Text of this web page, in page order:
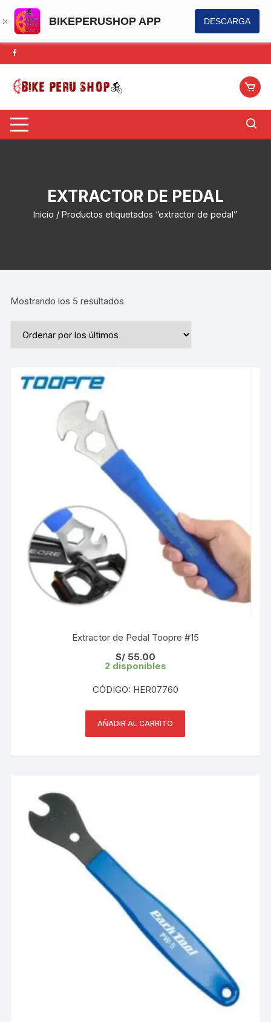
BIKEPERUSHOP APP DESCARGA
Saltar
al
contenido
EXTRACTOR DE PEDAL
Inicio / Productos etiquetados “extractor de pedal”
Mostrando los 5 resultados
Extractor de Pedal Toopre #15
S/55.00
2 disponibles
CÓDIGO: HER07760
AÑADIR AL CARRITO